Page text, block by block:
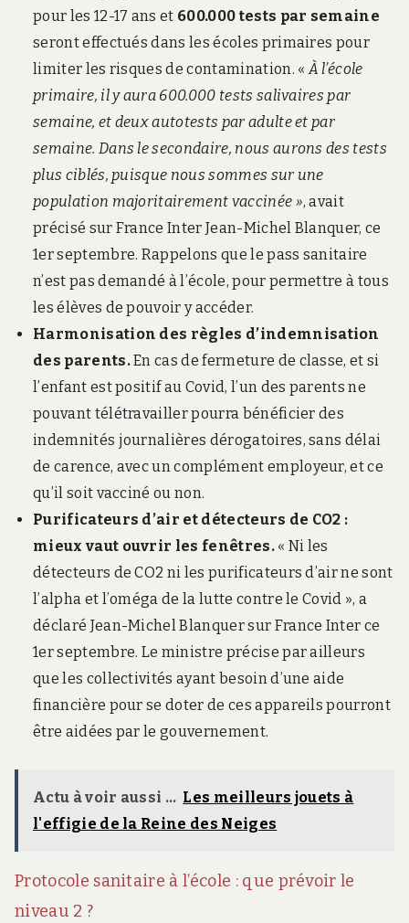
pour les 12-17 ans et 600.000 tests par semaine
seront effectués dans les écoles primaires pour
limiter les risques de contamination. «À l’école
primaire, il y aura 600.000 tests salivaires par
semaine, et deux autotests par adulte et par
semaine. Dans le secondaire, nous aurons des tests
plus ciblés, puisque nous sommes sur une
population majoritairement vaccinée », avait
précisé sur France Inter Jean-Michel Blanquer, ce
1er septembre. Rappelons que le pass sanitaire
n’est pas demandé à l’école, pour permettre à tous
les élèves de pouvoir y accéder.
Harmonisation des règles d’indemnisation
des parents.En cas de fermeture de classe, et si
l’enfant est positif au Covid, l’un des parents ne
pouvant télétravailler pourra bénéficier des
indemnités journalières dérogatoires, sans délai
de carence, avec un complément employeur, et ce
qu’il soit vacciné ou non.
Purificateurs d’air et détecteurs de CO2 :
mieux vaut ouvrir les fenêtres.« Ni les
détecteurs de CO2 ni les purificateurs d’air ne sont
l’alpha et l’oméga de la lutte contre le Covid », a
déclaré Jean-Michel Blanquer sur France Inter ce
1er septembre. Le ministre précise par ailleurs
que les collectivités ayant besoin d’une aide
financière pour se doter de ces appareils pourront
être aidées par le gouvernement.
Actu à voir aussi ... Les meilleurs jouets à
l'effigie de la Reine des Neiges
Protocole sanitaire à l’école : que prévoir le
niveau 2 ?